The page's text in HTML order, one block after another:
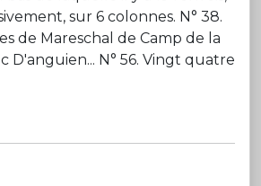
sur 6 colonnes. N° 38.
de Mareschal de Camp de la
D'anguien... N° 56. Vingt quatre